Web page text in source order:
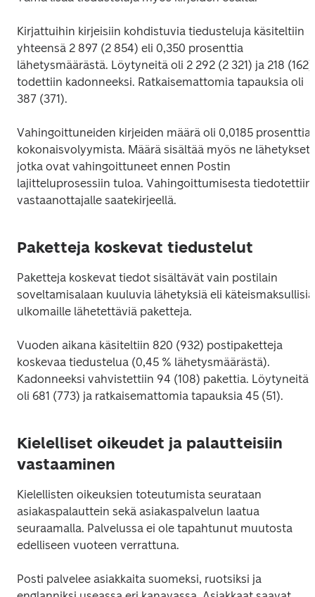
Kirjattuihin kirjeisiin kohdistuvia tiedusteluja käsiteltiin
yhteensä 2 897 (2 854) eli 0,350 prosenttia
lähetysmäärästä. Löytyneitä oli 2 292 (2 321) ja 218 (162)
todettiin kadonneeksi. Ratkaisemattomia tapauksia oli
387 (371).
Vahingoittuneiden kirjeiden määrä oli 0,0185 prosenttia
kokonaisvolyymista. Määrä sisältää myös ne lähetykset,
jotka ovat vahingoittuneet ennen Postin
lajitteluprosessiin tuloa. Vahingoittumisesta tiedotettiin
vastaanottajalle saatekirjeellä.
Paketteja koskevat tiedustelut
Paketteja koskevat tiedot sisältävät vain postilain
soveltamisalaan kuuluvia lähetyksiä eli käteismaksullisia
ulkomaille lähetettäviä paketteja.
Vuoden aikana käsiteltiin 820 (932) postipaketteja
koskevaa tiedustelua (0,45 % lähetysmäärästä).
Kadonneeksi vahvistettiin 94 (108) pakettia. Löytyneitä
oli 681 (773) ja ratkaisemattomia tapauksia 45 (51).
Kielelliset oikeudet ja palautteisiin
vastaaminen
Kielellisten oikeuksien toteutumista seurataan
asiakaspalauttein sekä asiakaspalvelun laatua
seuraamalla. Palvelussa ei ole tapahtunut muutosta
edelliseen vuoteen verrattuna.
Posti palvelee asiakkaita suomeksi, ruotsiksi ja